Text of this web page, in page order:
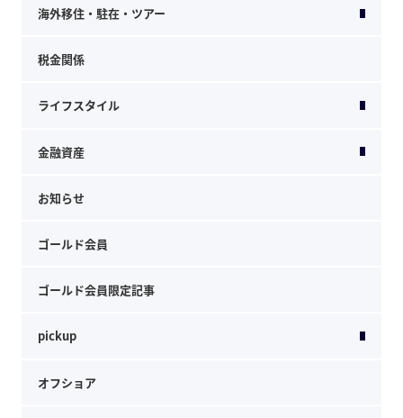
海外移住・駐在・ツアー
税金関係
ライフスタイル
金融資産
お知らせ
ゴールド会員
ゴールド会員限定記事
pickup
オフショア